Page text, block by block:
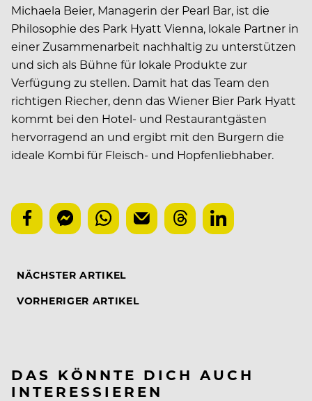
Michaela Beier, Managerin der Pearl Bar, ist die
Philosophie des Park Hyatt Vienna, lokale Partner in
einer Zusammenarbeit nachhaltig zu unterstützen
und sich als Bühne für lokale Produkte zur
Verfügung zu stellen. Damit hat das Team den
richtigen Riecher, denn das Wiener Bier Park Hyatt
kommt bei den Hotel- und Restaurantgästen
hervorragend an und ergibt mit den Burgern die
ideale Kombi für Fleisch- und Hopfenliebhaber.
NÄCHSTER ARTIKEL
VORHERIGER ARTIKEL
DAS KÖNNTE DICH AUCH
INTERESSIEREN